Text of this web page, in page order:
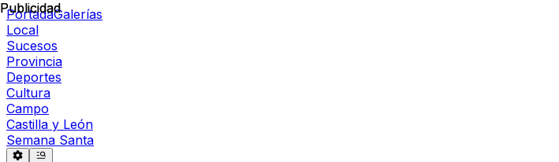
PortadaGalerías
Local
Sucesos
Provincia
Deportes
Cultura
Campo
Castilla y León
Semana Santa
Publicidad
Publicidad